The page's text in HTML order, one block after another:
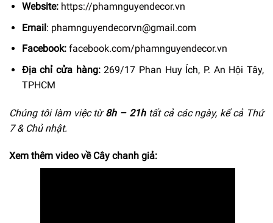
Website: https://phamnguyendecor.vn
Email: phamnguyendecorvn@gmail.com
Facebook: facebook.com/phamnguyendecor.vn
Địa chỉ cửa hàng:269/17 Phan Huy Ích, P. An Hội Tây,
TPHCM
Chúng tôi làm việc từ8h – 21h tất cả các ngày, kể cả Thứ
7 & Chủ nhật.
Xem thêm video về Cây chanh giả: